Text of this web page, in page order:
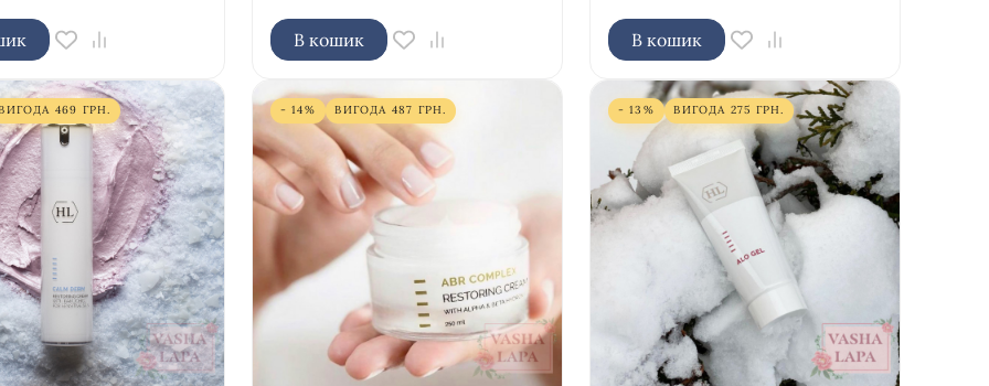
В кошик В кошик
469 ГРН. - 14% ВИГОДА 487 ГРН. - 13% ВИГОДА 275 ГРН.